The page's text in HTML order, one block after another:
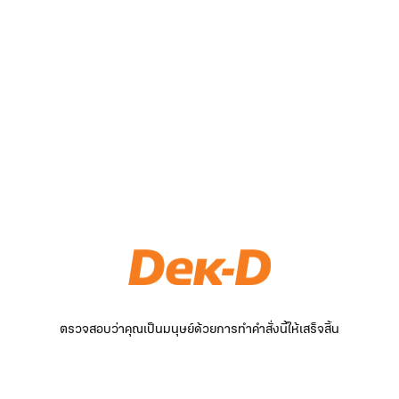
ตรวจสอบว่าคุณเป็นมนุษย์ด้วยการทำคำสั่งนี้ให้เสร็จสิ้น